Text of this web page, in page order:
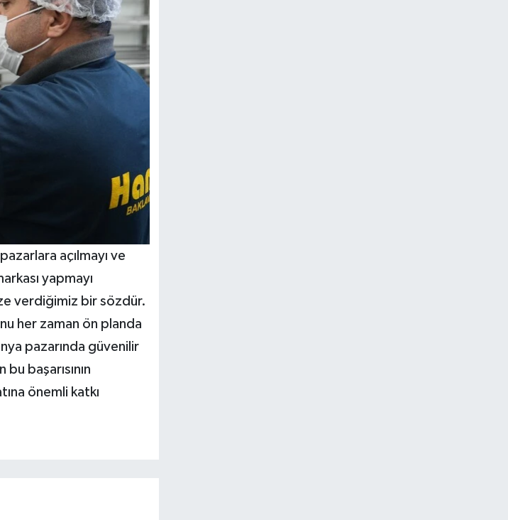
açılmayı ve
yapmayı
verdiğimiz bir sözdür.
her zaman ön planda
pazarında güvenilir
başarısının
önemli katkı